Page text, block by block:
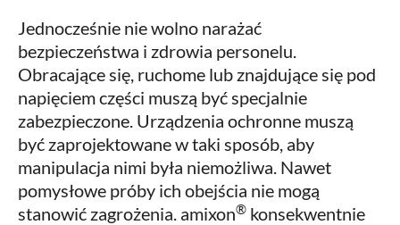
Jednocześnie nie wolno narażać
bezpieczeństwa i zdrowia personelu.
Obracające się, ruchome lub znajdujące się pod
napięciem części muszą być specjalnie
zabezpieczone. Urządzenia ochronne muszą
być zaprojektowane w taki sposób, aby
manipulacja nimi była niemożliwa. Nawet
pomysłowe próby ich obejścia nie mogą
stanowić zagrożenia. amixon® konsekwentnie